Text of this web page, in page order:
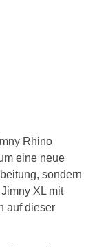
Rhino
eine neue
sondern
XL mit
auf dieser